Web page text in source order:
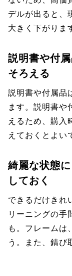
デルが出ると、
大きく下がりま
説明書や付
そろえる
説明書や付属品
ます。説明書や
えるため、購入
えておくとよい
綺麗な状態に
しておく
できるだけきれ
リーニングの手
も。フレームは
う。また、錆び